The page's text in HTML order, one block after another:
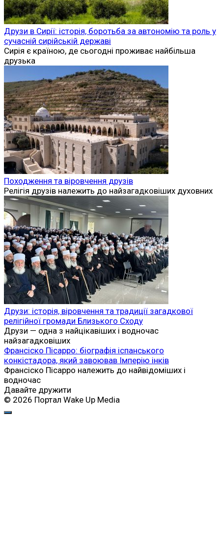
Друзи в Сирії: історія, боротьба за автономію та роль у
сучасній сирійській державі
Сирія є країною, де сьогодні проживає найбільша
друзька
Походження та віровчення друзів
Релігія друзів належить до найзагадковіших духовних
Друзи: історія, віровчення та традиції загадкової
релігійної громади Близького Сходу
Друзи — одна з найцікавіших і водночас
найзагадковіших
Франсіско Пісарро: біографія іспанського
конкістадора, який завоював Імперію інків
Франсіско Пісарро належить до найвідоміших і
водночас
Давайте дружити
© 2026 Портал Wake Up Media